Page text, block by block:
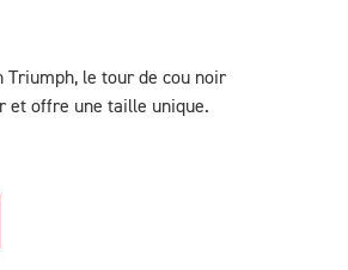
Triumph, le tour de cou noir
et offre une taille unique.